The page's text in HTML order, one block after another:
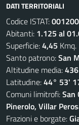
DATI TERRITORIALI
Codice ISTAT:001200
Abitanti: 1.125 al
Superficie:4,45
Santo patrono:San
Altitudine media:436
Latitudine:44° 53'
Comuni limitrofi:San
Pinerolo, Villar
Frazioni e borgate: